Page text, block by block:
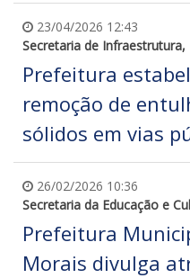
23/04/2026 12:43
Secretaria de
Prefeitura
remoção de
sólidos em vias
26/02/2026 10:36
Secretaria da Educação e
Prefeitura
Morais divulga